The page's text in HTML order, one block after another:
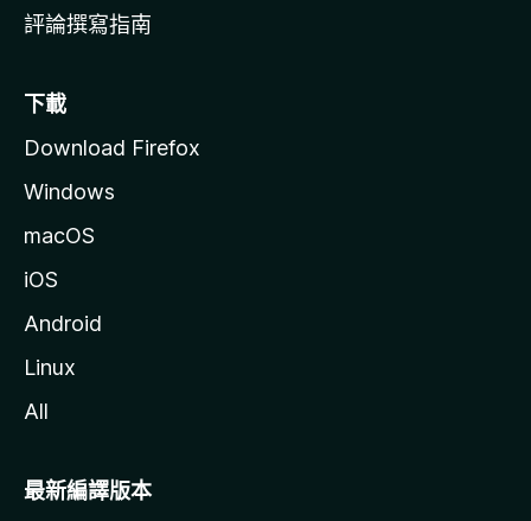
評論撰寫指南
下載
Download Firefox
Windows
macOS
iOS
Android
Linux
All
最新編譯版本